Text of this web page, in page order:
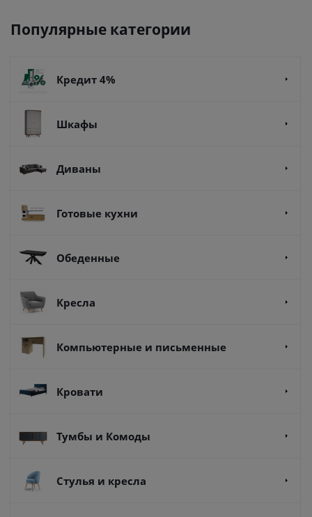
Популярные категории
Кредит 4%
Шкафы
Диваны
Готовые кухни
Обеденные
Кресла
Компьютерные и письменные
Кровати
Тумбы и Комоды
Стулья и кресла